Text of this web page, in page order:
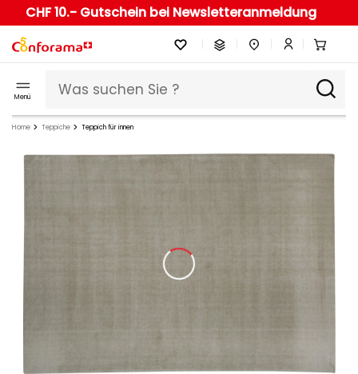
CHF 10.- Gutschein bei Newsletteranmeldung
Menü
Home Teppiche Teppich für innen